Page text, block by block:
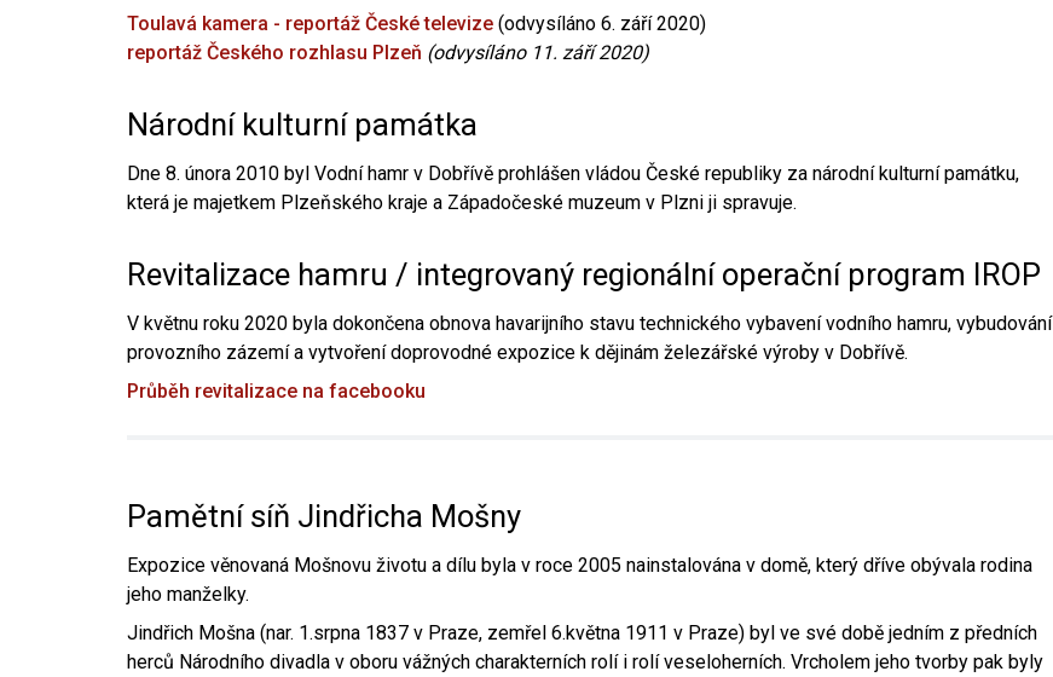
Toulavá kamera - reportáž České televize (odvysíláno 6. září 2020)
reportáž Českého rozhlasu Plzeň (odvysíláno 11. září 2020)
Národní kulturní památka
Dne 8. února 2010 byl Vodní hamr v Dobřívě prohlášen vládou České republiky za národní kulturní památku,
která je majetkem Plzeňského kraje a Západočeské muzeum v Plzni ji spravuje.
Revitalizace hamru / integrovaný regionální operační program IROP
V květnu roku 2020 byla dokončena obnova havarijního stavu technického vybavení vodního hamru, vybudování
provozního zázemí a vytvoření doprovodné expozice k dějinám železářské výroby v Dobřívě.
Průběh revitalizace na facebooku
Pamětní síň Jindřicha Mošny
Expozice věnovaná Mošnovu životu a dílu byla v roce 2005 nainstalována v domě, který dříve obývala rodina
jeho manželky.
Jindřich Mošna (nar. 1.srpna 1837 v Praze, zemřel 6.května 1911 v Praze) byl ve své době jedním z předních
herců Národního divadla v oboru vážných charakterních rolí i rolí veseloherních. Vrcholem jeho tvorby pak byly